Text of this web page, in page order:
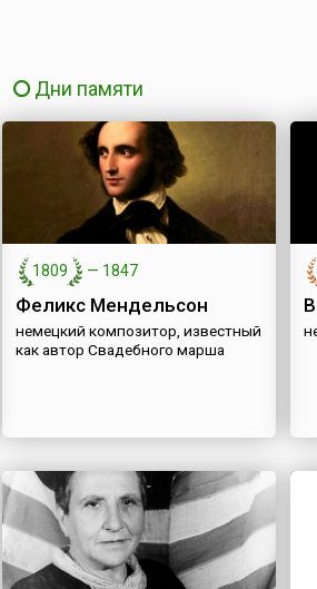
Дни памяти
1809 — 1847
Феликс Мендельсон
немецкий композитор, известный
как автор Свадебного марша